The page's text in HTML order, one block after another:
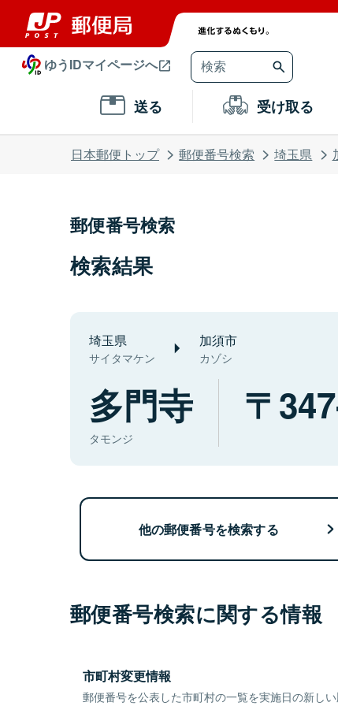
ゆうIDマイページへ
送る 受け取る
日本郵便トップ 郵便番号検索 埼玉県
郵便番号検索
検索結果
埼玉県
サイタマケン
加須市
カゾシ
多門寺
タモンジ
他の郵便番号を検索する
郵便番号検索に関する情報
市町村変更情報
郵便番号を公表した市町村の一覧を実施日の新しい